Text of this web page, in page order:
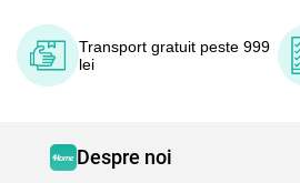
Transport gratuit peste 999
lei
Despre noi